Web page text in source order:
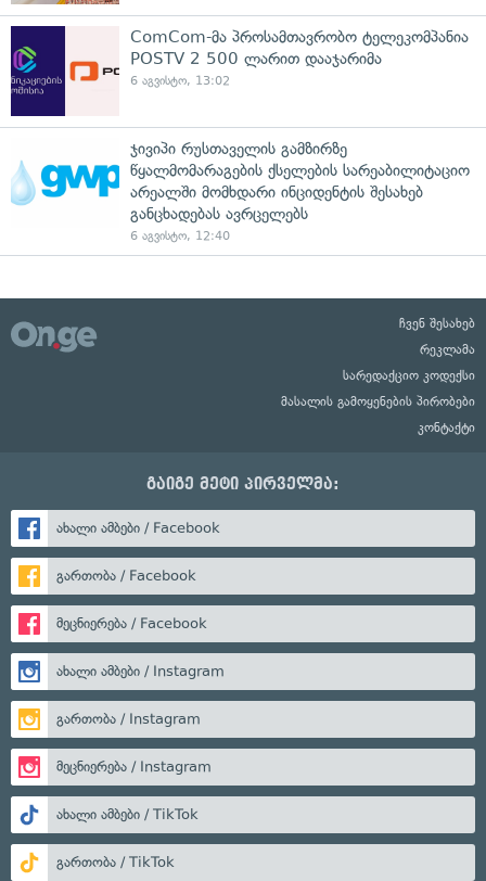
ComCom-მა პროსამთავრობო ტელეკომპანია
POSTV 2 500 ლარით დააჯარიმა
6 აგვისტო, 13:02
ჯივიპი რუსთაველის გამზირზე
წყალმომარაგების ქსელების სარეაბილიტაციო
არეალში მომხდარი ინციდენტის შესახებ
განცხადებას ავრცელებს
6 აგვისტო, 12:40
ჩვენ შესახებ
რეკლამა
სარედაქციო კოდექსი
მასალის გამოყენების პირობები
კონტაქტი
გაიგე მეტი პირველმა:
ახალი ამბები / Facebook
გართობა / Facebook
მეცნიერება / Facebook
ახალი ამბები / Instagram
გართობა / Instagram
მეცნიერება / Instagram
ახალი ამბები / TikTok
გართობა / TikTok